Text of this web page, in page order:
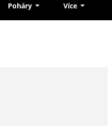
Poháry Více